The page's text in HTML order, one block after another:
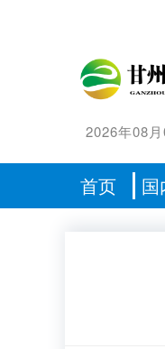
2026年08月
首页 国